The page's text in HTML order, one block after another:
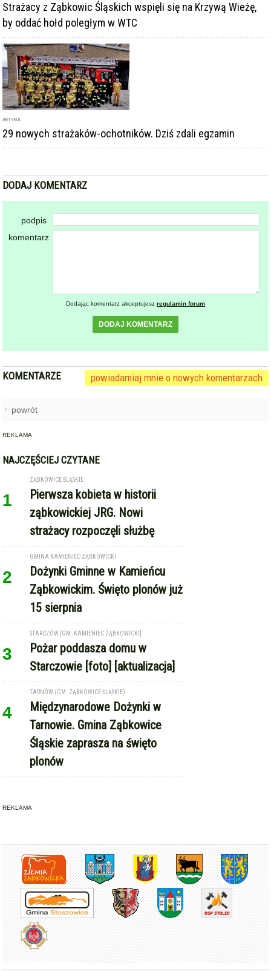
Strażacy z Ząbkowic Śląskich wspięli się na Krzywą Wieżę,
by oddać hołd poległym w WTC
ARTYKUŁ
29 nowych strażaków-ochotników. Dziś zdali egzamin
DODAJ KOMENTARZ
podpis
komentarz
Dodając komentarz akceptujesz regulamin forum
DODAJ KOMENTARZ
KOMENTARZE powiadamiaj mnie o nowych komentarzach
powrót
REKLAMA
NAJCZĘŚCIEJ CZYTANE
1
ZĄBKOWICE ŚLĄSKIE
Pierwsza kobieta w historii
ząbkowickiej JRG. Nowi
strażacy rozpoczęli służbę
2
GMINA KAMIENIEC ZĄBKOWICKI
Dożynki Gminne w Kamieńcu
Ząbkowickim. Święto plonów już
15 sierpnia
3
STARCZÓW [GM. KAMIENIEC ZĄBKOWICKI]
Pożar poddasza domu w
Starczowie [foto] [aktualizacja]
4
TARNÓW (GM. ZĄBKOWICE ŚLĄSKIE)
Międzynarodowe Dożynki w
Tarnowie. Gmina Ząbkowice
Śląskie zaprasza na święto
plonów
REKLAMA